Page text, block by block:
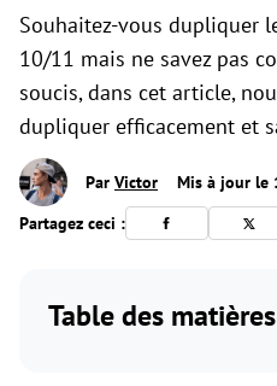
Souhaitez-vous dupliquer
10/11 mais ne savez pas
soucis, dans cet article,
dupliquer efficacement et
Par Victor
Mis à jour le
Partagez ceci :
Table des matières